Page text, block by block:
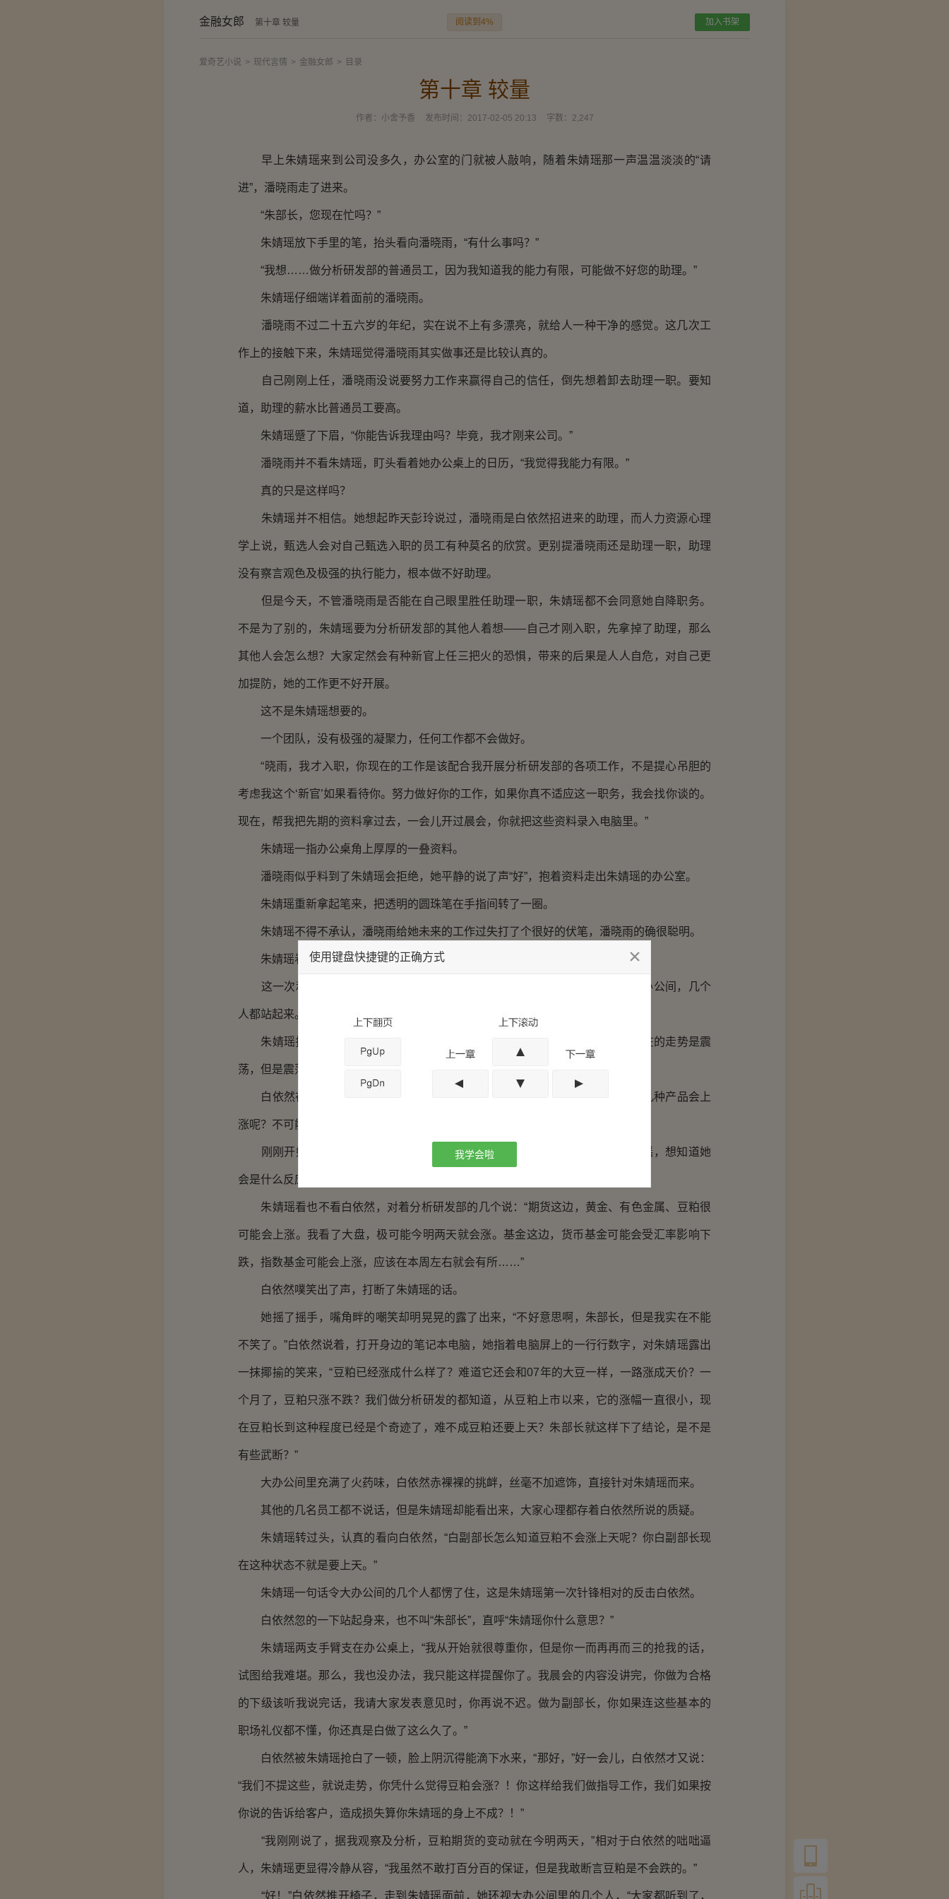
金融女郎 第十章 较量 阅读到4% 加入书架
爱奇艺小说 > 现代言情 > 金融女郎 > 目录
第十章 较量
作者： 小舍予香 发布时间： 2017-02-05 20:13 字数： 2,247
早上朱婧瑶来到公司没多久，办公室的门就被人敲响，随着朱婧瑶那一声温温淡淡的“请
进”，潘晓雨走了进来。
“朱部长，您现在忙吗？”
朱婧瑶放下手里的笔，抬头看向潘晓雨，“有什么事吗？”
“我想……做分析研发部的普通员工，因为我知道我的能力有限，可能做不好您的助理。”
朱婧瑶仔细端详着面前的潘晓雨。
潘晓雨不过二十五六岁的年纪，实在说不上有多漂亮，就给人一种干净的感觉。这几次工
作上的接触下来，朱婧瑶觉得潘晓雨其实做事还是比较认真的。
自己刚刚上任，潘晓雨没说要努力工作来赢得自己的信任，倒先想着卸去助理一职。要知
道，助理的薪水比普通员工要高。
朱婧瑶蹙了下眉，“你能告诉我理由吗？毕竟，我才刚来公司。”
潘晓雨并不看朱婧瑶，盯头看着她办公桌上的日历，“我觉得我能力有限。”
真的只是这样吗？
朱婧瑶并不相信。她想起昨天彭玲说过，潘晓雨是白依然招进来的助理，而人力资源心理
学上说，甄选人会对自己甄选入职的员工有种莫名的欣赏。更别提潘晓雨还是助理一职，助理
没有察言观色及极强的执行能力，根本做不好助理。
但是今天，不管潘晓雨是否能在自己眼里胜任助理一职，朱婧瑶都不会同意她自降职务。
不是为了别的，朱婧瑶要为分析研发部的其他人着想——自己才刚入职，先拿掉了助理，那么
其他人会怎么想？大家定然会有种新官上任三把火的恐惧，带来的后果是人人自危，对自己更
加提防，她的工作更不好开展。
这不是朱婧瑶想要的。
一个团队，没有极强的凝聚力，任何工作都不会做好。
“晓雨，我才入职，你现在的工作是该配合我开展分析研发部的各项工作，不是提心吊胆的
考虑我这个‘新官’如果看待你。努力做好你的工作，如果你真不适应这一职务，我会找你谈的。
现在，帮我把先期的资料拿过去，一会儿开过晨会，你就把这些资料录入电脑里。”
朱婧瑶一指办公桌角上厚厚的一叠资料。
潘晓雨似乎料到了朱婧瑶会拒绝，她平静的说了声“好”，抱着资料走出朱婧瑶的办公室。
朱婧瑶重新拿起笔来，把透明的圆珠笔在手指间转了一圈。
朱婧瑶不得不承认，潘晓雨给她未来的工作过失打了个很好的伏笔，潘晓雨的确很聪明。
朱婧瑶看了下表，八点半，她向大办公间走去。
这一次和昨天截然不同，大办公间里的几个人早准备好了，等朱婧瑶走进大办公间，几个
人都站起来。
朱婧瑶扫了大家一眼，“坐下吧，那么，我们现在开会。昨天我看了美盘，现在的走势是震
荡，但是震荡模式不会持续太久，大家留意下大盘，很可能最近就会上涨。”
白依然在一旁慢慢悠悠的开了口：“那么朱部长觉得什么时候会上涨？又是哪几种产品会上
涨呢？不可能全部产品都上涨吧。”
刚刚开始晨会，白依然就挑衅意味十足。分析研发部的几名员工都看向朱婧瑶，想知道她
会是什么反应。
朱婧瑶看也不看白依然，对着分析研发部的几个说：“期货这边，黄金、有色金属、豆粕很
可能会上涨。我看了大盘，极可能今明两天就会涨。基金这边，货币基金可能会受汇率影响下
跌，指数基金可能会上涨，应该在本周左右就会有所……”
白依然噗笑出了声，打断了朱婧瑶的话。
她摇了摇手，嘴角畔的嘲笑却明晃晃的露了出来，“不好意思啊，朱部长，但是我实在不能
不笑了。”白依然说着，打开身边的笔记本电脑，她指着电脑屏上的一行行数字，对朱婧瑶露出
一抹揶揄的笑来，“豆粕已经涨成什么样了？难道它还会和07年的大豆一样，一路涨成天价？一
个月了，豆粕只涨不跌？我们做分析研发的都知道，从豆粕上市以来，它的涨幅一直很小，现
在豆粕长到这种程度已经是个奇迹了，难不成豆粕还要上天？朱部长就这样下了结论，是不是
有些武断？”
大办公间里充满了火药味，白依然赤裸裸的挑衅，丝毫不加遮饰，直接针对朱婧瑶而来。
其他的几名员工都不说话，但是朱婧瑶却能看出来，大家心理都存着白依然所说的质疑。
朱婧瑶转过头，认真的看向白依然，“白副部长怎么知道豆粕不会涨上天呢？你白副部长现
在这种状态不就是要上天。”
朱婧瑶一句话令大办公间的几个人都愣了住，这是朱婧瑶第一次针锋相对的反击白依然。
白依然忽的一下站起身来，也不叫“朱部长”，直呼“朱婧瑶你什么意思？”
朱婧瑶两支手臂支在办公桌上，“我从开始就很尊重你，但是你一而再再而三的抢我的话，
试图给我难堪。那么，我也没办法，我只能这样提醒你了。我晨会的内容没讲完，你做为合格
的下级该听我说完话，我请大家发表意见时，你再说不迟。做为副部长，你如果连这些基本的
职场礼仪都不懂，你还真是白做了这么久了。”
白依然被朱婧瑶抢白了一顿，脸上阴沉得能滴下水来，“那好，”好一会儿，白依然才又说：
“我们不提这些，就说走势，你凭什么觉得豆粕会涨？！你这样给我们做指导工作，我们如果按
你说的告诉给客户，造成损失算你朱婧瑶的身上不成？！”
“我刚刚说了，据我观察及分析，豆粕期货的变动就在今明两天，”相对于白依然的咄咄逼
人，朱婧瑶更显得冷静从容，“我虽然不敢打百分百的保证，但是我敢断言豆粕是不会跌的。”
“好！”白依然推开椅子，走到朱婧瑶面前，她环视大办公间里的几个人，“大家都听到了，
使用键盘快捷键的正确方式
我学会啦